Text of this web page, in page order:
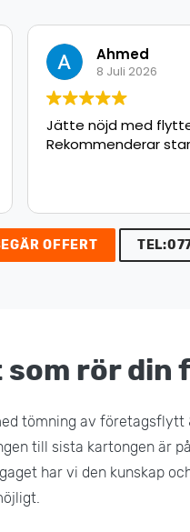
Ahmed
8 Juli 2026
Jätte nöjd med
Rekommenderar
OFFERT
som rör din
tömning av
till sista kartongen är
har vi den kunskap